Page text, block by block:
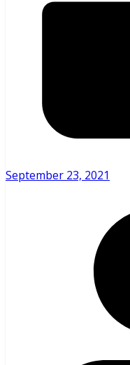
September 23, 2021